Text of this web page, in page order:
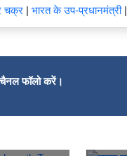
चक्र | भारत के उप-प्रधानमंत्री|
फॉलो करें।